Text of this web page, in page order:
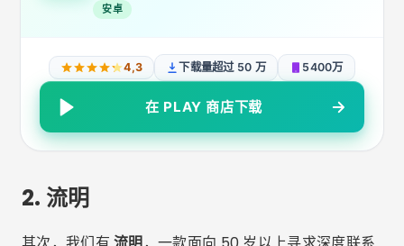
安卓
4,3 下载量超过 50 万 5400万
在 PLAY 商店下载
2. 流明